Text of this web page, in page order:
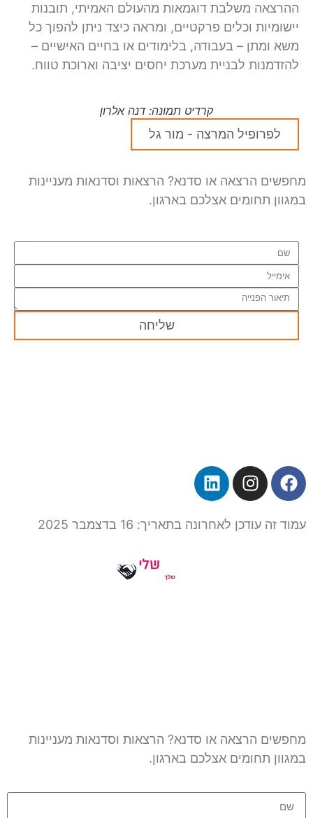
ההרצאה משלבת דוגמאות מהעולם האמיתי, תובנות
יישומיות וכלים פרקטיים, ומראה כיצד ניתן להפוך כל
משא ומתן – בעבודה, בלימודים או בחיים האישיים –
להזדמנות לבניית מערכת יחסים יציבה וארוכת טווח.
קרדיט תמונה: דנה אלרון
לפרופיל המרצה - מור גל
מחפשים הרצאה או סדנא? הרצאות וסדנאות מעניינות
במגוון תחומים אצלכם בארגון.
שליחה
עמוד זה עודכן לאחרונה בתאריך: 16 בדצמבר 2025
מחפשים הרצאה או סדנא? הרצאות וסדנאות מעניינות
במגוון תחומים אצלכם בארגון.